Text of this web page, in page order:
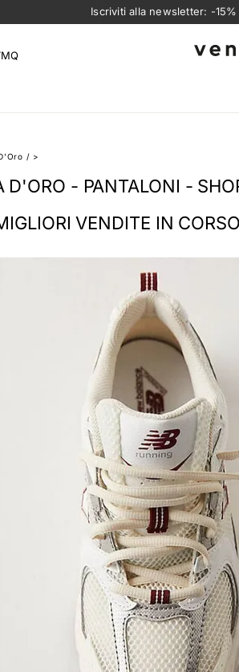
Iscriviti alla newsletter: -
/ >
D'ORO - PANTALONI -
VENDITE IN CORSO